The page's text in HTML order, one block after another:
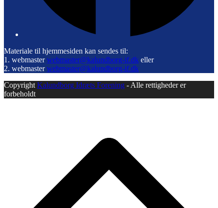
Materiale til hjemmesiden kan sendes til:
1. webmasterwebmaster@kalundborg-if.dk eller
2. webmasterwebmaster@kalundborg-if.dk
Copyright Kalundborg Idræts Forening - Alle rettigheder er
forbeholdt